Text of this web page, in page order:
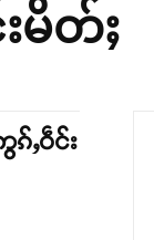
မိတ်ႈ
ႇဝဵင်း